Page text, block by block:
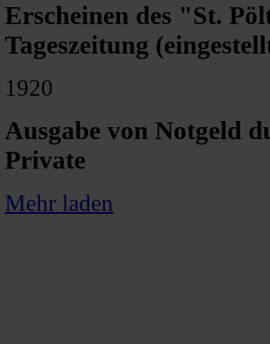
Erscheinen des "St.
Tageszeitung
1920
Ausgabe von Notgeld
Private
Mehr laden